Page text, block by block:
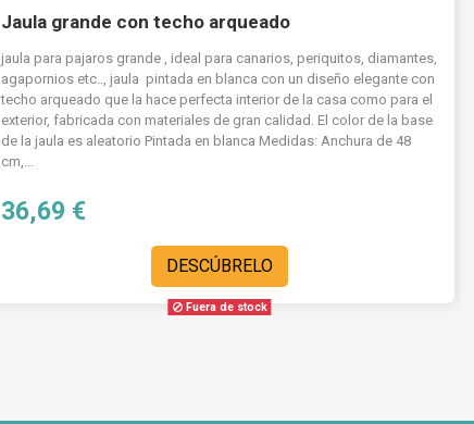
Jaula grande con techo arqueado
Fuera de stock
jaula para pajaros grande , ideal para canarios, periquitos, diamantes,
agapornios etc.., jaula pintada en blanca con un diseño elegante con
techo arqueado que la hace perfecta interior de la casa como para el
exterior, fabricada con materiales de gran calidad. El color de la base
de la jaula es aleatorio Pintada en blanca Medidas: Anchura de 48
cm,...
36,69 €
DESCÚBRELO